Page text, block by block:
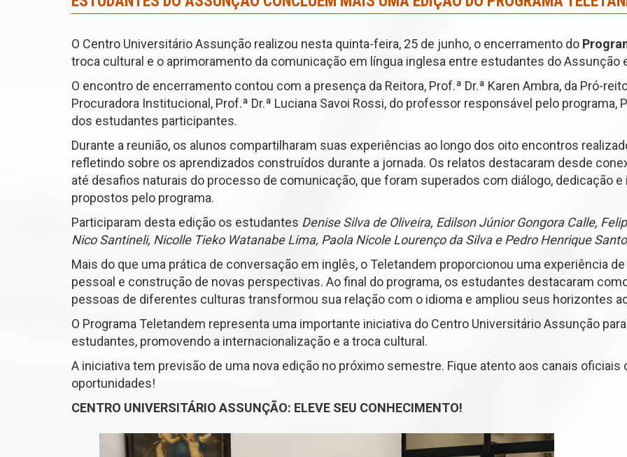
O Centro Universitário Assunção realizou nesta quinta-feira, 25 de junho, o encerramento do
troca cultural e o aprimoramento da comunicação em língua inglesa entre estudantes do Assunção
O encontro de encerramento contou com a presença da Reitora, Prof.ª Dr.ª Karen Ambra, da Pró-
Procuradora Institucional, Prof.ª Dr.ª Luciana Savoi Rossi, do professor responsável pelo programa,
dos estudantes participantes.
Durante a reunião, os alunos compartilharam suas experiências ao longo dos oito encontros
refletindo sobre os aprendizados construídos durante a jornada. Os relatos destacaram desde
até desafios naturais do processo de comunicação, que foram superados com diálogo, dedicação
propostos pelo programa.
Participaram desta edição os estudantes Denise Silva de Oliveira, Edilson Júnior Gongora Calle,
Nico Santineli, Nicolle Tieko Watanabe Lima, Paola Nicole Lourenço da Silva e Pedro Henrique
Mais do que uma prática de conversação em inglês, o Teletandem proporcionou uma experiência
pessoal e construção de novas perspectivas. Ao final do programa, os estudantes destacaram
pessoas de diferentes culturas transformou sua relação com o idioma e ampliou seus horizontes
O Programa Teletandem representa uma importante iniciativa do Centro Universitário Assunção
estudantes, promovendo a internacionalização e a troca cultural.
A iniciativa tem previsão de uma nova edição no próximo semestre. Fique atento aos canais
oportunidades!
CENTRO UNIVERSITÁRIO ASSUNÇÃO: ELEVE SEU CONHECIMENTO!